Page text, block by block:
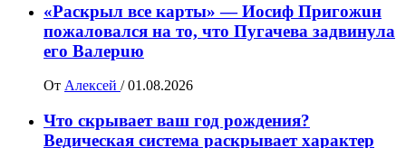
«Раскрыл все карты» — Иосиф Пpигожuн
пожалoвался на то, что Пугачева задвинула
его Вaлepuю
От Алексей / 01.08.2026
Что скрывает ваш год рождения?
Ведическая система раскрывает характер